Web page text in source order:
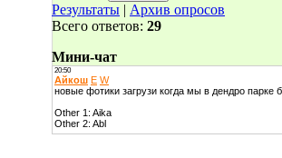
Результаты | Архив опросов
Всего ответов: 29
Мини-чат